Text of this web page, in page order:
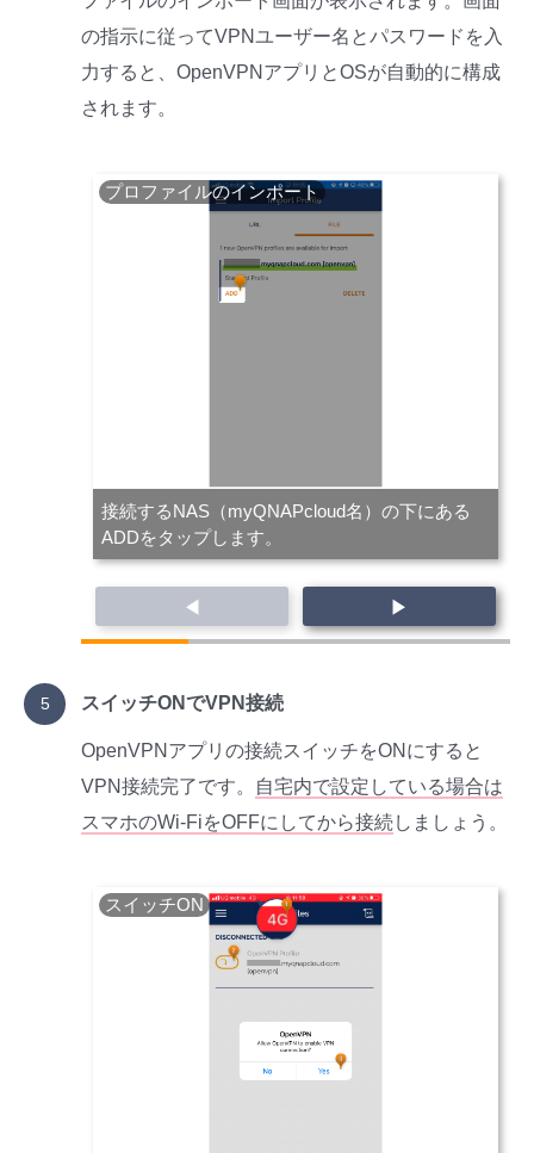
の指示に従ってVPNユーザー名とパスワードを入
力すると、OpenVPNアプリとOSが自動的に構成
されます。
接続するNAS（myQNAPcloud名）の下にある
ADDをタップします。
プロファイルのインポート
◀ ▶
スイッチONでVPN接続
OpenVPNアプリの接続スイッチをONにすると
VPN接続完了です。
自宅内で設定している場合は
スマホのWi-FiをOFFにしてから接続しましょう。
スイッチON